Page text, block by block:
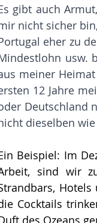
gibt auch
nicht sicher
eher zu
usw.
meiner
12 Jahre
Deutschland
dieselben
Beispiel: Im
sind wir
Cocktails
des Ozeans